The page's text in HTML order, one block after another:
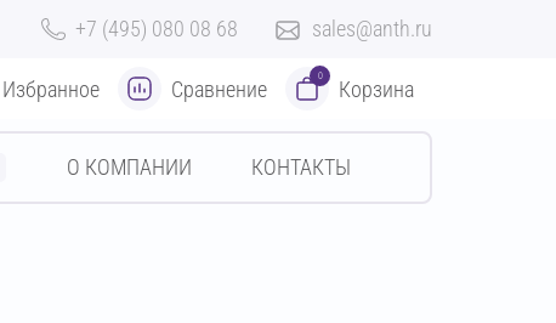
+7 (495) 080 08 68 sales@anth.ru
Избранное Сравнение
0
Корзина
О КОМПАНИИ КОНТАКТЫ